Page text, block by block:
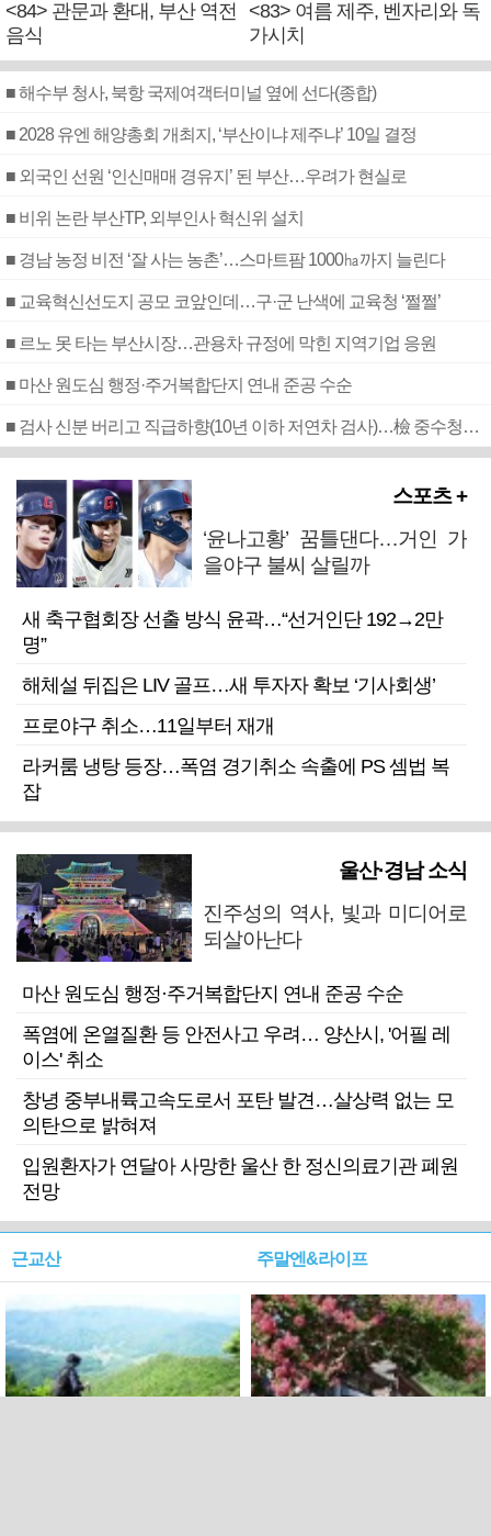
<84> 관문과 환대, 부산 역전
음식
<83> 여름 제주, 벤자리와 독
가시치
■ 해수부 청사, 북항 국제여객터미널 옆에 선다(종합)
■ 2028 유엔 해양총회 개최지, ‘부산이냐 제주냐’ 10일 결정
■ 외국인 선원 ‘인신매매 경유지’ 된 부산…우려가 현실로
■ 비위 논란 부산TP, 외부인사 혁신위 설치
■ 경남 농정 비전 ‘잘 사는 농촌’…스마트팜 1000㏊까지 늘린다
■ 교육혁신선도지 공모 코앞인데…구·군 난색에 교육청 ‘쩔쩔’
■ 르노 못 타는 부산시장…관용차 규정에 막힌 지역기업 응원
■ 마산 원도심 행정·주거복합단지 연내 준공 수순
■ 검사 신분 버리고 직급하향(10년 이하 저연차 검사)…檢 중수청행 기피
스포츠 +
‘윤나고황’ 꿈틀댄다…거인 가
을야구 불씨 살릴까
새 축구협회장 선출 방식 윤곽…“선거인단 192→2만
명”
해체설 뒤집은 LIV 골프…새 투자자 확보 ‘기사회생’
프로야구 취소…11일부터 재개
라커룸 냉탕 등장…폭염 경기취소 속출에 PS 셈법 복
잡
울산·경남 소식
진주성의 역사, 빛과 미디어로
되살아난다
마산 원도심 행정·주거복합단지 연내 준공 수순
폭염에 온열질환 등 안전사고 우려… 양산시, '어필 레
이스' 취소
창녕 중부내륙고속도로서 포탄 발견…살상력 없는 모
의탄으로 밝혀져
입원환자가 연달아 사망한 울산 한 정신의료기관 폐원
전망
근교산 주말엔&라이프